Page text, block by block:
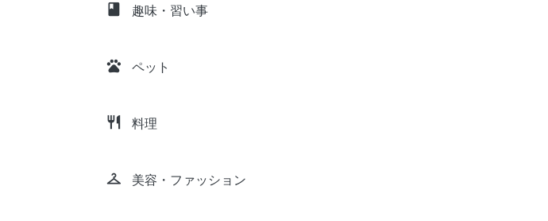
class 趣味・習い事
pets ペット
restaurant 料理
checkroom 美容・ファッション